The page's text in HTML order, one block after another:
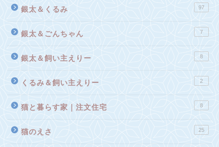
銀太＆くるみ 97
銀太＆ごんちゃん 7
銀太＆飼い主えりー 8
くるみ＆飼い主えりー 2
猫と暮らす家｜注文住宅 8
猫のえさ 25